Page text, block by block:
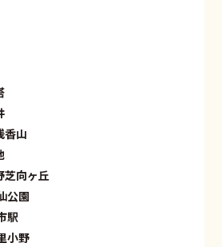
香山
芝向ヶ丘
公園
駅
小野